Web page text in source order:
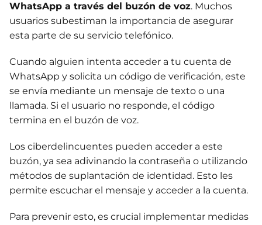
WhatsApp a través del buzón de voz. Muchos
usuarios subestiman la importancia de asegurar
esta parte de su servicio telefónico.
Cuando alguien intenta acceder a tu cuenta de
WhatsApp y solicita un código de verificación, este
se envía mediante un mensaje de texto o una
llamada. Si el usuario no responde, el código
termina en el buzón de voz.
Los ciberdelincuentes pueden acceder a este
buzón, ya sea adivinando la contraseña o utilizando
métodos de suplantación de identidad. Esto les
permite escuchar el mensaje y acceder a la cuenta.
Para prevenir esto, es crucial implementar medidas